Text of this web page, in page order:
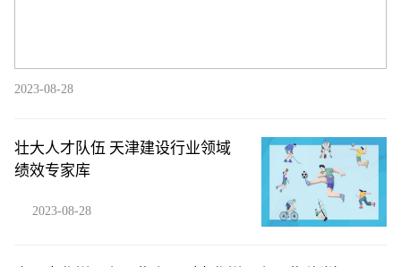
2023-08-28
壮大人才队伍 天津建设行业领域
绩效专家库
2023-08-28